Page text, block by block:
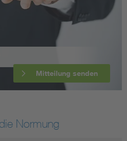
Mitteilung senden
Normung